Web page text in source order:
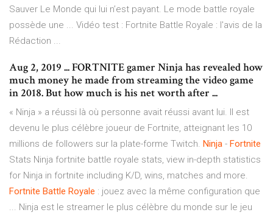
Sauver Le Monde qui lui n’est payant. Le mode battle royale
possède une ... Vidéo test : Fortnite Battle Royale : l'avis de la
Rédaction ...
Aug 2, 2019 ... FORTNITE gamer Ninja has revealed how
much money he made from streaming the video game
in 2018. But how much is his net worth after ...
« Ninja » a réussi là où personne avait réussi avant lui. Il est
devenu le plus célèbre joueur de Fortnite, atteignant les 10
millions de followers sur la plate-forme Twitch. Ninja - Fortnite
Stats Ninja fortnite battle royale stats, view in-depth statistics
for Ninja in fortnite including K/D, wins, matches and more.
Fortnite Battle Royale : jouez avec la même configuration que
... Ninja est le streamer le plus célèbre du monde sur le jeu